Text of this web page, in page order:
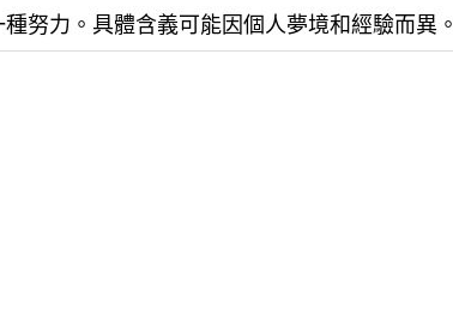
努力。具體含義可能因個人夢境和經驗而異。